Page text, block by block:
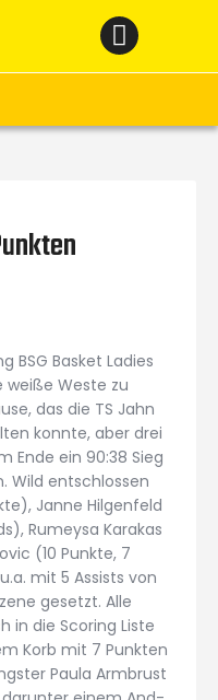
BSG Basket Ladies
weiße Weste zu
das die TS Jahn
konnte, aber drei
Ende ein 90:38 Sieg
Wild entschlossen
Janne Hilgenfeld
Rumeysa Karakas
(10 Punkte, 7
mit 5 Assists von
gesetzt. Alle
in die Scoring Liste
Korb mit 7 Punkten
Paula Armbrust